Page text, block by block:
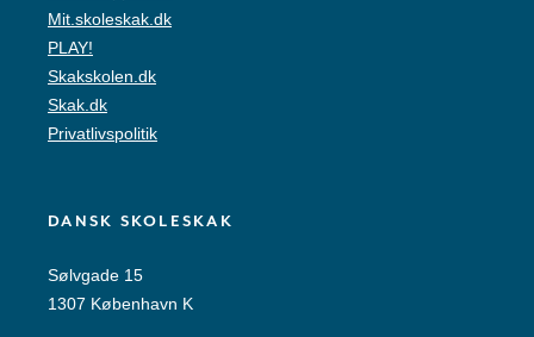
Mit.skoleskak.dk
PLAY!
Skakskolen.dk
Skak.dk
Privatlivspolitik
DANSK SKOLESKAK
Sølvgade 15
1307 København K